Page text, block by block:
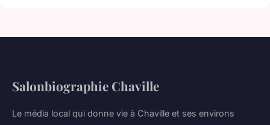
Salonbiographie Chaville
Le média local qui donne vie à Chaville et ses environs